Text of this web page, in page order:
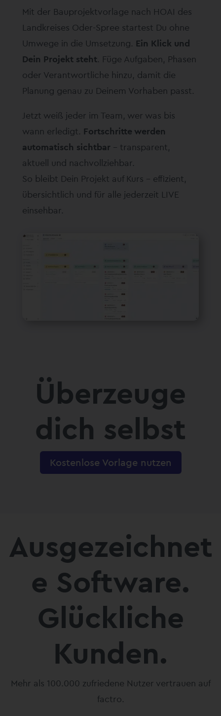
Mit der Bauprojektvorlage nach HOAI des
Landkreises Oder-Spree startest Du ohne
Umwege in die Umsetzung. Ein Klick und
Dein Projekt steht. Füge Aufgaben, Phasen
oder Verantwortliche hinzu, damit die
Planung genau zu Deinem Vorhaben passt.
Jetzt weiß jeder im Team, wer was bis
wann erledigt. Fortschritte werden
automatisch sichtbar – transparent,
aktuell und nachvollziehbar.
So bleibt Dein Projekt auf Kurs – effizient,
übersichtlich und für alle jederzeit LIVE
einsehbar.
Überzeuge
dich selbst
Kostenlose Vorlage nutzen
Ausgezeichnet
e Software.
Glückliche
Kunden.
Mehr als 100.000 zufriedene Nutzer vertrauen auf
factro.